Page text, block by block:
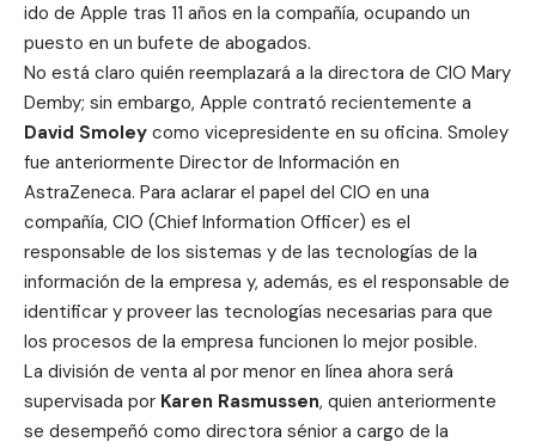
ido de Apple tras 11 años en la compañía, ocupando un
puesto en un bufete de abogados.
No está claro quién reemplazará a la directora de CIO Mary
Demby; sin embargo, Apple contrató recientemente a
David Smoley como vicepresidente en su oficina. Smoley
fue anteriormente Director de Información en
AstraZeneca. Para aclarar el papel del CIO en una
compañía, CIO (Chief Information Officer) es el
responsable de los sistemas y de las tecnologías de la
información de la empresa y, además, es el responsable de
identificar y proveer las tecnologías necesarias para que
los procesos de la empresa funcionen lo mejor posible.
La división de venta al por menor en línea ahora será
supervisada por Karen Rasmussen, quien anteriormente
se desempeñó como directora sénior a cargo de la